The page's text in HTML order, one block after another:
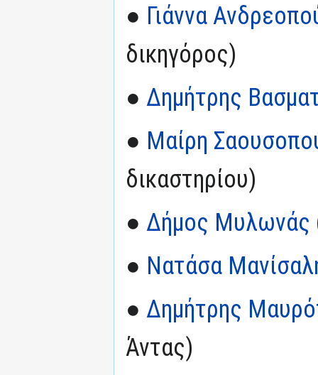
● Γιάννα
δικηγόρος)
● Δημήτρης
● Μαίρη
δικαστηρίου)
● Δήμος Μυλωνάς
● Νατάσα
● Δημήτρης
Άντας)